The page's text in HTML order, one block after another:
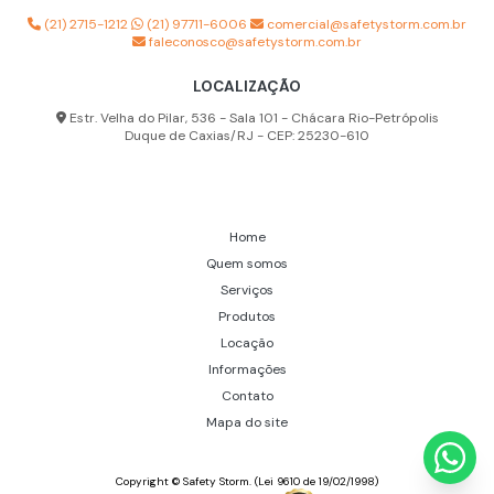
Higienização de máscara semi facial
Analisador partículas de poeira
Aparelho multigás espaço confinado
Contador de partículas de poeira
Empresa de mangueiras para ar respirável
(21) 2715-1212 (21) 97711-6006
comercial@safetystorm.com.br
faleconosco@safetystorm.com.br
LOCALIZAÇÃO
Estr. Velha do Pilar, 536 - Sala 101 - Chácara Rio-Petrópolis
Duque de Caxias/RJ - CEP: 25230-610
Home
Quem somos
Serviços
Produtos
Locação
Informações
Contato
Mapa do site
Copyright © Safety Storm. (Lei 9610 de 19/02/1998)